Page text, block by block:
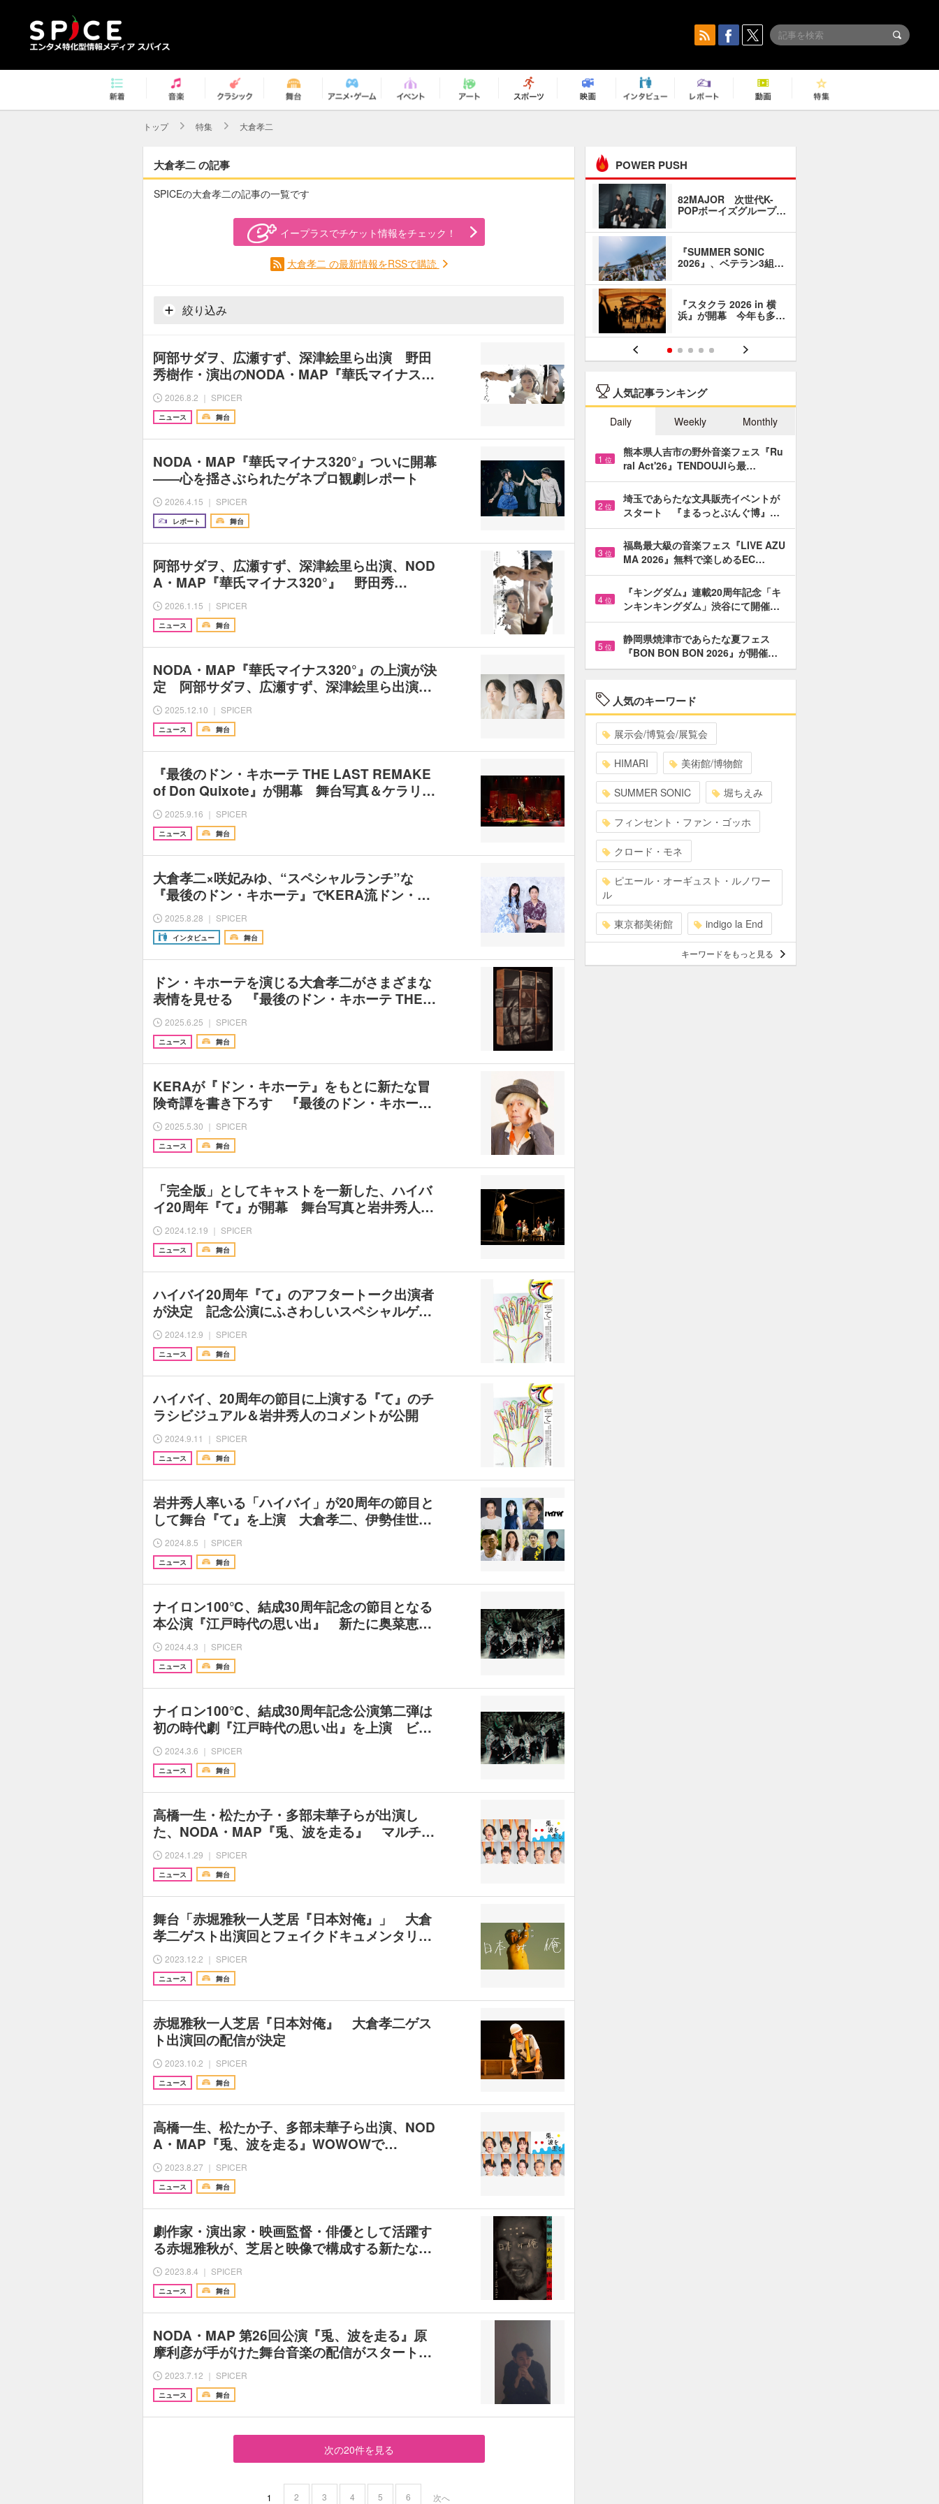
トップ 特集 大倉孝二
大倉孝二 の記事
SPICEの大倉孝二の記事の一覧です
イープラスでチケット情報をチェック！
大倉孝二 の最新情報をRSSで購読
絞り込み
阿部サダヲ、広瀬すず、深津絵里ら出演 野田
秀樹作・演出のNODA・MAP『華氏マイナス…
2026.8.2 ｜ SPICER
ニュース 舞台
NODA・MAP『華氏マイナス320°』ついに開幕
――心を揺さぶられたゲネプロ観劇レポート
2026.4.15 ｜ SPICER
レポート 舞台
阿部サダヲ、広瀬すず、深津絵里ら出演、NOD
A・MAP『華氏マイナス320°』 野田秀…
2026.1.15 ｜ SPICER
ニュース 舞台
NODA・MAP『華氏マイナス320°』の上演が決
定 阿部サダヲ、広瀬すず、深津絵里ら出演…
2025.12.10 ｜ SPICER
ニュース 舞台
『最後のドン・キホーテ THE LAST REMAKE
of Don Quixote』が開幕 舞台写真＆ケラリ…
2025.9.16 ｜ SPICER
ニュース 舞台
大倉孝二×咲妃みゆ、“スペシャルランチ”な
『最後のドン・キホーテ』でKERA流ドン・…
2025.8.28 ｜ SPICER
インタビュー 舞台
ドン・キホーテを演じる大倉孝二がさまざまな
表情を見せる 『最後のドン・キホーテ THE…
2025.6.25 ｜ SPICER
ニュース 舞台
KERAが『ドン・キホーテ』をもとに新たな冒
険奇譚を書き下ろす 『最後のドン・キホー…
2025.5.30 ｜ SPICER
ニュース 舞台
「完全版」としてキャストを一新した、ハイバ
イ20周年『て』が開幕 舞台写真と岩井秀人…
2024.12.19 ｜ SPICER
ニュース 舞台
ハイバイ20周年『て』のアフタートーク出演者
が決定 記念公演にふさわしいスペシャルゲ…
2024.12.9 ｜ SPICER
ニュース 舞台
ハイバイ、20周年の節目に上演する『て』のチ
ラシビジュアル＆岩井秀人のコメントが公開
2024.9.11 ｜ SPICER
ニュース 舞台
岩井秀人率いる「ハイバイ」が20周年の節目と
して舞台『て』を上演 大倉孝二、伊勢佳世…
2024.8.5 ｜ SPICER
ニュース 舞台
ナイロン100℃、結成30周年記念の節目となる
本公演『江戸時代の思い出』 新たに奥菜恵…
2024.4.3 ｜ SPICER
ニュース 舞台
ナイロン100℃、結成30周年記念公演第二弾は
初の時代劇『江戸時代の思い出』を上演 ビ…
2024.3.6 ｜ SPICER
ニュース 舞台
高橋一生・松たか子・多部未華子らが出演し
た、NODA・MAP『兎、波を走る』 マルチ…
2024.1.29 ｜ SPICER
ニュース 舞台
舞台「赤堀雅秋一人芝居『日本対俺』」 大倉
孝二ゲスト出演回とフェイクドキュメンタリ…
2023.12.2 ｜ SPICER
ニュース 舞台
赤堀雅秋一人芝居『日本対俺』 大倉孝二ゲス
ト出演回の配信が決定
2023.10.2 ｜ SPICER
ニュース 舞台
高橋一生、松たか子、多部未華子ら出演、NOD
A・MAP『兎、波を走る』WOWOWで…
2023.8.27 ｜ SPICER
ニュース 舞台
劇作家・演出家・映画監督・俳優として活躍す
る赤堀雅秋が、芝居と映像で構成する新たな…
2023.8.4 ｜ SPICER
ニュース 舞台
NODA・MAP 第26回公演『兎、波を走る』原
摩利彦が手がけた舞台音楽の配信がスタート…
2023.7.12 ｜ SPICER
ニュース 舞台
次の20件を見る
1 2 3 4 5 6 次へ
POWER PUSH
82MAJOR 次世代K-
POPボーイズグループ…
『SUMMER SONIC
2026』、ベテラン3組…
『スタクラ 2026 in 横
浜』が開幕 今年も多…
人気記事ランキング
Daily Weekly Monthly
1 位
熊本県人吉市の野外音楽フェス『Ru
ral Act'26』TENDOUJIら最…
2 位
埼玉であらたな文具販売イベントが
スタート 『まるっとぶんぐ博』…
3 位
福島最大級の音楽フェス『LIVE AZU
MA 2026』無料で楽しめるEC…
4 位
『キングダム』連載20周年記念「キ
ンキンキングダム」渋谷にて開催…
5 位
静岡県焼津市であらたな夏フェス
『BON BON BON 2026』が開催…
人気のキーワード
展示会/博覧会/展覧会
HIMARI 美術館/博物館
SUMMER SONIC 堀ちえみ
フィンセント・ファン・ゴッホ
クロード・モネ
ピエール・オーギュスト・ルノワー
ル
東京都美術館 indigo la End
キーワードをもっと見る